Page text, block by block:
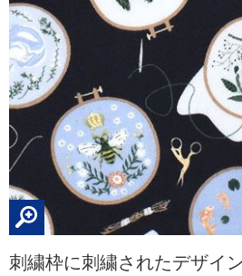
刺繍枠に刺繍されたデザイ